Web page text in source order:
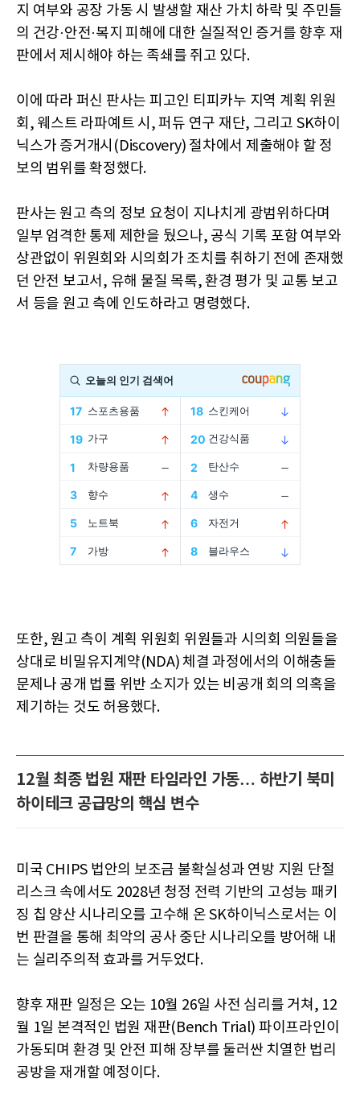
지 여부와 공장 가동 시 발생할 재산 가치 하락 및 주민들
의 건강·안전·복지 피해에 대한 실질적인 증거를 향후 재
판에서 제시해야 하는 족쇄를 쥐고 있다.
이에 따라 퍼신 판사는 피고인 티피카누 지역 계획 위원
회, 웨스트 라파예트 시, 퍼듀 연구 재단, 그리고 SK하이
닉스가 증거개시(Discovery) 절차에서 제출해야 할 정
보의 범위를 확정했다.
판사는 원고 측의 정보 요청이 지나치게 광범위하다며
일부 엄격한 통제 제한을 뒀으나, 공식 기록 포함 여부와
상관없이 위원회와 시의회가 조치를 취하기 전에 존재했
던 안전 보고서, 유해 물질 목록, 환경 평가 및 교통 보고
서 등을 원고 측에 인도하라고 명령했다.
또한, 원고 측이 계획 위원회 위원들과 시의회 의원들을
상대로 비밀유지계약(NDA) 체결 과정에서의 이해충돌
문제나 공개 법률 위반 소지가 있는 비공개 회의 의혹을
제기하는 것도 허용했다.
12월 최종 법원 재판 타임라인 가동… 하반기 북미
하이테크 공급망의 핵심 변수
미국 CHIPS 법안의 보조금 불확실성과 연방 지원 단절
리스크 속에서도 2028년 청정 전력 기반의 고성능 패키
징 칩 양산 시나리오를 고수해 온 SK하이닉스로서는 이
번 판결을 통해 최악의 공사 중단 시나리오를 방어해 내
는 실리주의적 효과를 거두었다.
향후 재판 일정은 오는 10월 26일 사전 심리를 거쳐, 12
월 1일 본격적인 법원 재판(Bench Trial) 파이프라인이
가동되며 환경 및 안전 피해 장부를 둘러싼 치열한 법리
공방을 재개할 예정이다.